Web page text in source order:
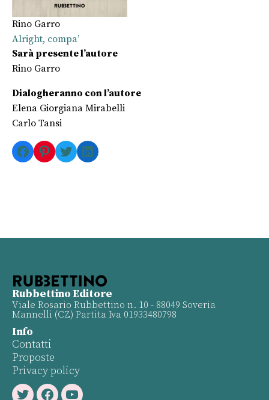
Rino Garro
Alright, compa’
Sarà presente l’autore
Rino Garro
Dialogheranno con l’autore
Elena Giorgiana Mirabelli
Carlo Tansi
Facebook
Pinterest
TwitterLinkedIn
Rubbettino Editore
Viale Rosario Rubbettino n. 10 - 88049 Soveria
Mannelli (CZ) Partita Iva 01933480798
Info
Contatti
Proposte
Privacy policy